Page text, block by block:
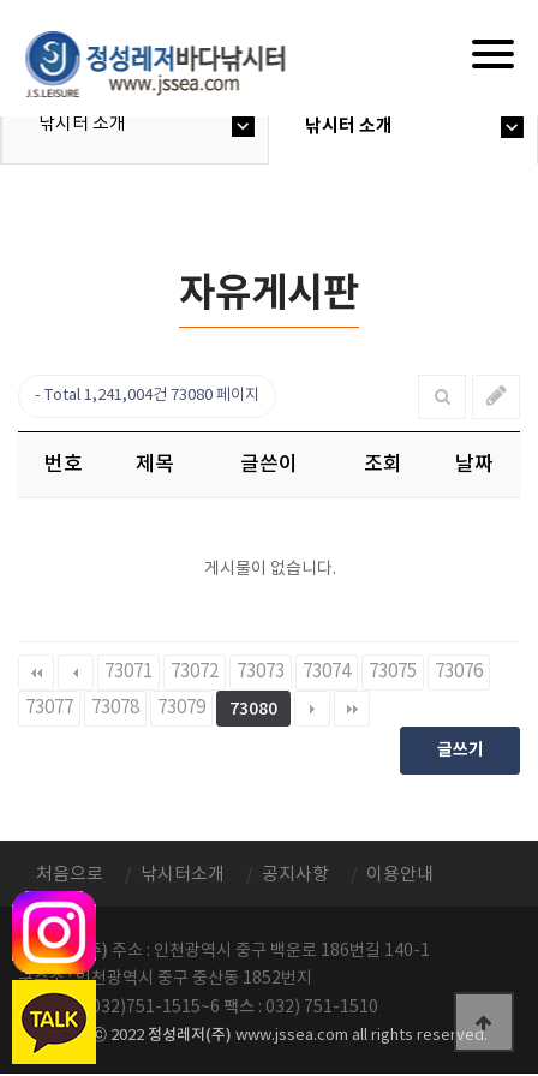
낚시터 소개 낚시터 소개
자유게시판
Total 1,241,004건 73080 페이지
번호 제목 글쓴이 조회 날짜
게시물이 없습니다.
73071 73072 73073 73074 73075
73076
73077
73078 73079
73080
글쓰기
처음으로 낚시터소개 공지사항 이용안내
정성레저(주) 주소 : 인천광역시 중구 백운로 186번길 140-1
구주소 : 인천광역시 중구 중산동 1852번지
전화번호: 032)751-1515~6 팩스 : 032) 751-1510
copyright ⓒ 2022 정성레저(주) www.jssea.com all rights reserved.